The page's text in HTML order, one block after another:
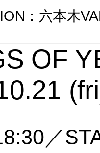
：六本木
OF
／